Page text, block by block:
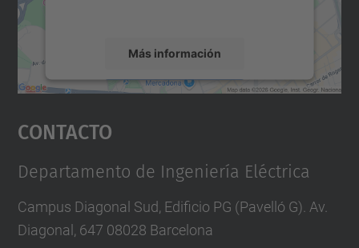
Más información
Aceptar
powered by
Contacto
Departamento de Ingeniería Eléctrica
Campus Diagonal Sud, Edificio PG (Pavelló G). Av.
Diagonal, 647 08028 Barcelona